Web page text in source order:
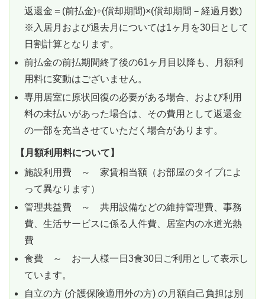
返還金＝(前払金)÷(償却期間)×(償却期間－経過月数)
※入居月および退去月については1ヶ月を30日として
日割計算となります。
前払金の前払期間終了後の61ヶ月目以降も、月額利
用料に変動はございません。
専用居室に原状回復の必要がある場合、および利用
料の未払いがあった場合は、その費用として返還金
の一部を充当させていただく場合があります。
【月額利用料について】
施設利用費 ～ 家賃相当額（お部屋のタイプによ
って異なります）
管理共益費 ～ 共用設備などの維持管理費、事務
費、生活サービスに係る人件費、居室内の水道光熱
費
食費 ～ お一人様一日3食30日ご利用として表示し
ています。
自立の方 (介護保険適用外の方) の月額自己負担は別